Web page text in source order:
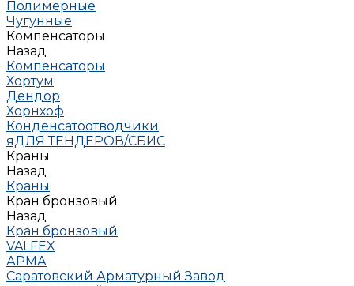
Полимерные
Чугунные
Компенсаторы
Назад
Компенсаторы
Хортум
Дендор
Хорнхоф
Конденсатоотводчики
яДЛЯ ТЕНДЕРОВ/СБИС
Краны
Назад
Краны
Кран бронзовый
Назад
Кран бронзовый
VALFEX
АРМА
Саратовский Арматурный Завод